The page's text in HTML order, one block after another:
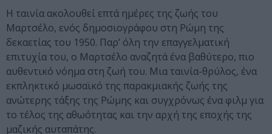
Η ταινία ακολουθεί επτά ημέρες της ζωής του
Μαρτσέλο, ενός δημοσιογράφου στη Ρώμη της
δεκαετίας του 1950. Παρ’ όλη την επαγγελματική
επιτυχία του, ο Μαρτσέλο αναζητά ένα βαθύτερο, πιο
αυθεντικό νόημα στη ζωή του. Μια ταινία-θρύλος, ένα
εκπληκτικό μωσαϊκό της παρακμιακής ζωής της
ανώτερης τάξης της Ρώμης και συγχρόνως ένα φιλμ για
το τέλος της αθωότητας και την αρχή της εποχής της
μαζικής αυταπάτης.